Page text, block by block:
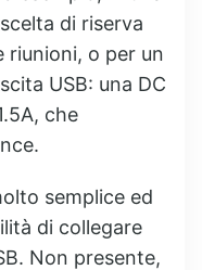
di riserva
riunioni, o per un
USB: una DC
che
semplice ed
di collegare
Non presente,